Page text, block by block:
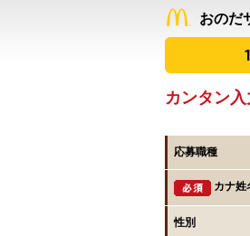
おのだ
カンタン入
応募職種
カナ姓
性別